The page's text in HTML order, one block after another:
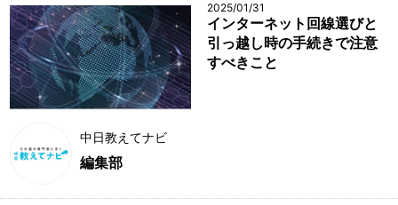
2025/01/31
インターネット回線選びと
引っ越し時の手続きで注意
すべきこと
中日教えてナビ
編集部